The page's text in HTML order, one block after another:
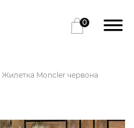
0
Жилетка Moncler червона